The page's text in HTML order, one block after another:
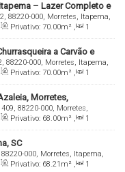
– Lazer Completo e
88220-000, Morretes, Itapema,
Privativo: 70.00m² ,
1
m² , 1 Vaga(s)
a Carvão e
88220-000, Morretes, Itapema,
Privativo: 70.00m² ,
1
m² , 1 Vaga(s)
Morretes,
88220-000, Morretes,
Privativo: 68.00m² ,
1
SC
88220-000, Morretes, Itapema,
Privativo: 68.21 m² ,
1